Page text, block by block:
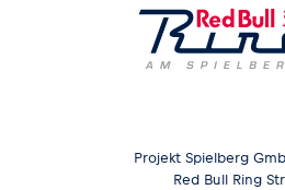
Projekt Spielberg
Red Bull Ring